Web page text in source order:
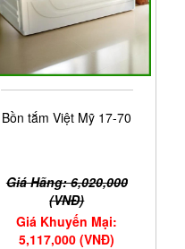
Bồn tắm Việt Mỹ 17-70
Giá Hãng: 6,020,000
(VNĐ)
Giá Khuyến Mại:
5,117,000 (VNĐ)